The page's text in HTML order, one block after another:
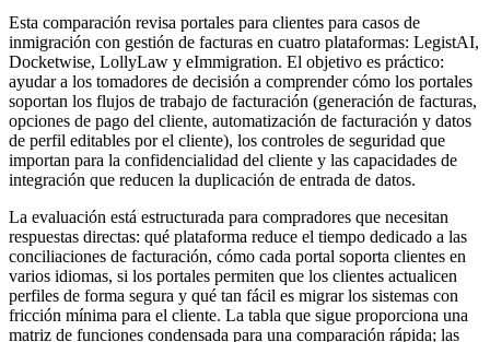
Esta comparación revisa portales para clientes para casos de
inmigración con gestión de facturas en cuatro plataformas: LegistAI,
Docketwise, LollyLaw y eImmigration. El objetivo es práctico:
ayudar a los tomadores de decisión a comprender cómo los portales
soportan los flujos de trabajo de facturación (generación de facturas,
opciones de pago del cliente, automatización de facturación y datos
de perfil editables por el cliente), los controles de seguridad que
importan para la confidencialidad del cliente y las capacidades de
integración que reducen la duplicación de entrada de datos.
La evaluación está estructurada para compradores que necesitan
respuestas directas: qué plataforma reduce el tiempo dedicado a las
conciliaciones de facturación, cómo cada portal soporta clientes en
varios idiomas, si los portales permiten que los clientes actualicen
perfiles de forma segura y qué tan fácil es migrar los sistemas con
fricción mínima para el cliente. La tabla que sigue proporciona una
matriz de funciones condensada para una comparación rápida; las